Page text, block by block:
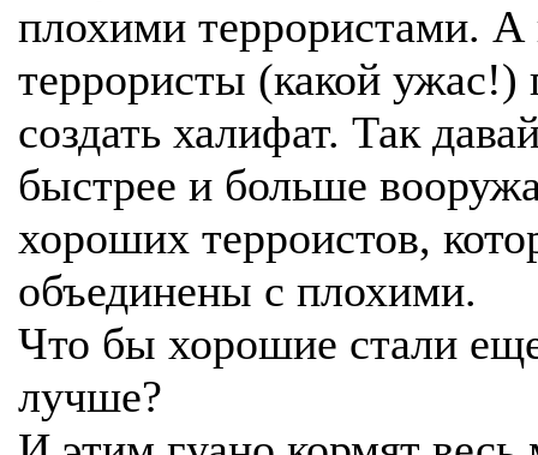
плохими террористами. А
террористы (какой ужас!)
создать халифат. Так
быстрее и больше
хороших терроистов,
объединены с плохими.
Что бы хорошие стали
лучше?